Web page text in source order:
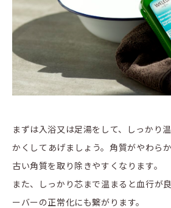
まずは入浴又は足湯をして、しっかり
かくしてあげましょう。角質がやわら
古い角質を取り除きやすくなります。
また、しっかり芯まで温まると血行が
ーバーの正常化にも繋がります。